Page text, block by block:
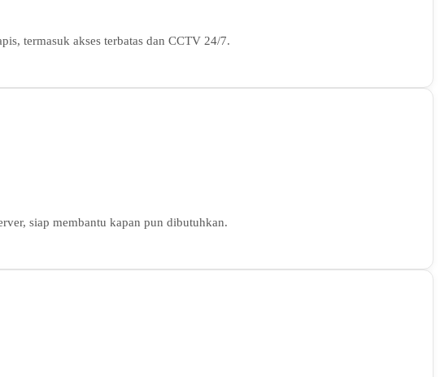
termasuk akses terbatas dan CCTV 24/7.
siap membantu kapan pun dibutuhkan.